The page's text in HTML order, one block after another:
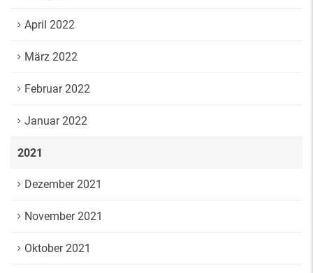
April 2022
März 2022
Februar 2022
Januar 2022
2021
Dezember 2021
November 2021
Oktober 2021